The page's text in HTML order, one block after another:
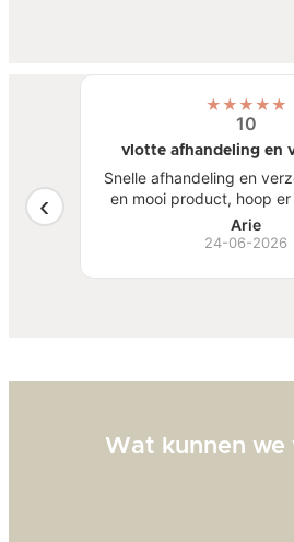
mooi
★★★★★
10
vlotte afhandeling en
Snelle afhandeling en
en mooi product, hoop
van te hebben.
Arie
24-06-2026
Wat kunnen we